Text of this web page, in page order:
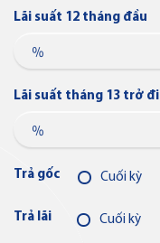
Lãi suất 12 tháng đầu
Lãi suất tháng 13 trở đi
Trả gốc Cuối kỳ
Trả lãi Cuối kỳ